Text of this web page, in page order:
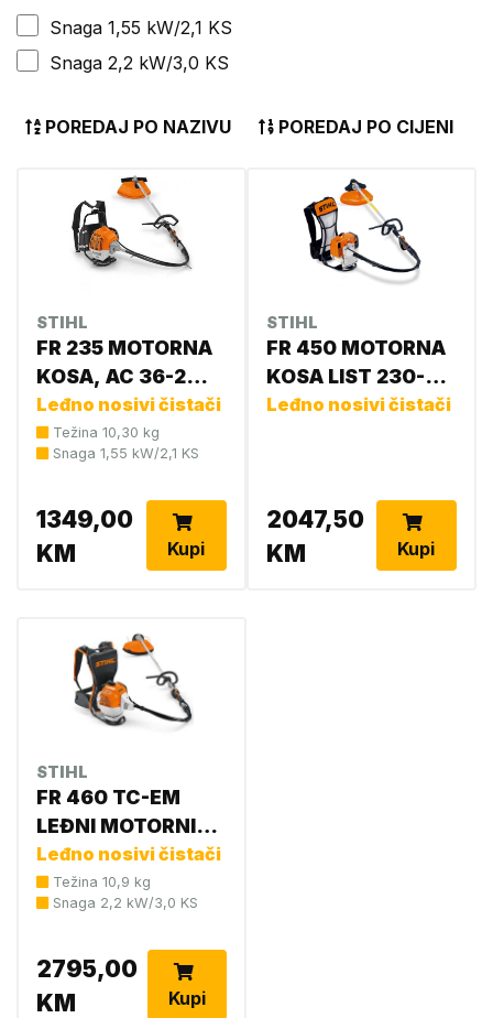
Snaga 1,55 kW/2,1 KS
Snaga 2,2 kW/3,0 KS
POREDAJ PO NAZIVU POREDAJ PO CIJENI
STIHL
FR 235 MOTORNA
KOSA, AC 36-2
4151 200 0016
Leđno nosivi čistači
Težina 10,30 kg
Snaga 1,55 kW/2,1 KS
1349,00
KM
Kupi
STIHL
FR 450 MOTORNA
KOSA LIST 230-4
4128 207 0000
Leđno nosivi čistači
2047,50
KM
Kupi
STIHL
FR 460 TC-EM
LEĐNI MOTORNI
ČISTAČ
Leđno nosivi čistači
Težina 10,9 kg
Snaga 2,2 kW/3,0 KS
2795,00
KM
Kupi